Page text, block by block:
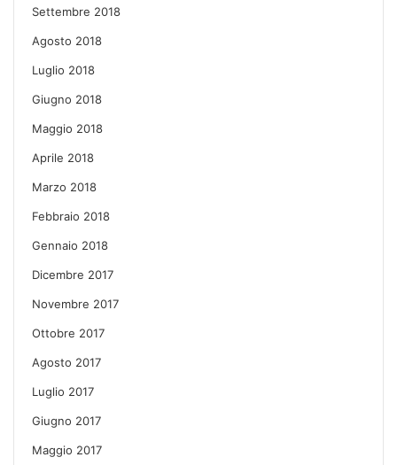
Settembre 2018
Agosto 2018
Luglio 2018
Giugno 2018
Maggio 2018
Aprile 2018
Marzo 2018
Febbraio 2018
Gennaio 2018
Dicembre 2017
Novembre 2017
Ottobre 2017
Agosto 2017
Luglio 2017
Giugno 2017
Maggio 2017